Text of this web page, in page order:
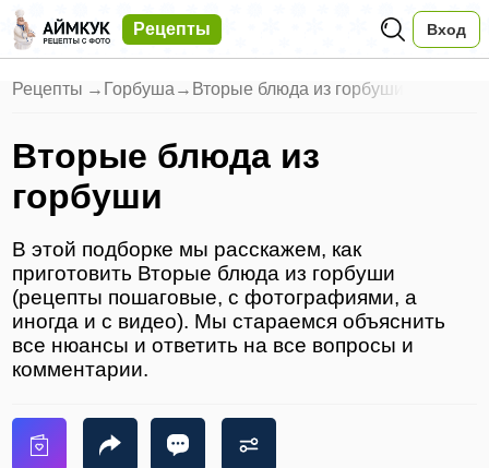
Рецепты Вход
Рецепты → Горбуша → Вторые блюда из горбуши
Вторые блюда из
горбуши
В этой подборке мы расскажем, как
приготовить Вторые блюда из горбуши
(рецепты пошаговые, с фотографиями, а
иногда и с видео). Мы стараемся объяснить
все нюансы и ответить на все вопросы и
комментарии.